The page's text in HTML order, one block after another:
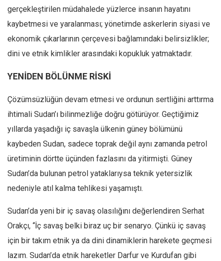
gerçekleştirilen müdahalede yüzlerce insanın hayatını
kaybetmesi ve yaralanması; yönetimde askerlerin siyasi ve
ekonomik çıkarlarının çerçevesi bağlamındaki belirsizlikler;
dini ve etnik kimlikler arasındaki kopukluk yatmaktadır.
YENİDEN BÖLÜNME RİSKİ
Çözümsüzlüğün devam etmesi ve ordunun sertliğini arttırma
ihtimali Sudan’ı bilinmezliğe doğru götürüyor. Geçtiğimiz
yıllarda yaşadığı iç savaşla ülkenin güney bölümünü
kaybeden Sudan, sadece toprak değil aynı zamanda petrol
üretiminin dörtte üçünden fazlasını da yitirmişti. Güney
Sudan’da bulunan petrol yataklarıysa teknik yetersizlik
nedeniyle atıl kalma tehlikesi yaşamıştı.
Sudan’da yeni bir iç savaş olasılığını değerlendiren Serhat
Orakçı, ‘‘İç savaş belki biraz uç bir senaryo. Çünkü iç savaş
için bir takım etnik ya da dini dinamiklerin harekete geçmesi
lazım. Sudan’da etnik hareketler Darfur ve Kurdufan gibi